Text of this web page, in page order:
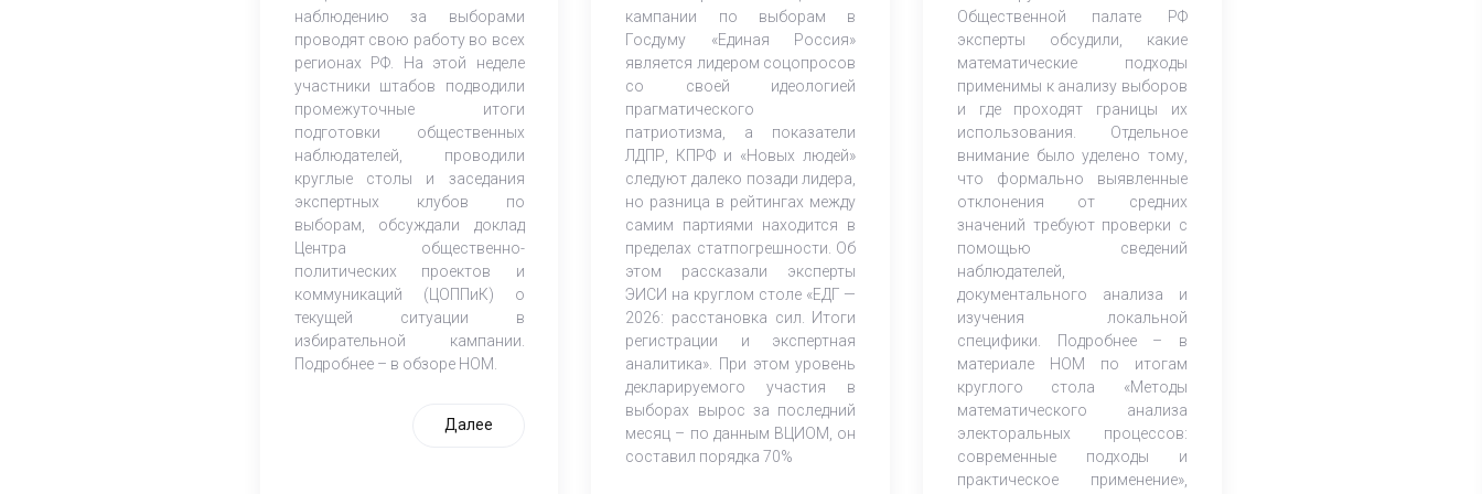
наблюдению за выборами
проводят свою работу во всех
регионах РФ. На этой неделе
участники штабов подводили
промежуточные итоги
подготовки общественных
наблюдателей, проводили
круглые столы и заседания
экспертных клубов по
выборам, обсуждали доклад
Центра общественно-
политических проектов и
коммуникаций (ЦОППиК) о
текущей ситуации в
избирательной кампании.
Подробнее – в обзоре НОМ.
Далее
кампании по выборам в
Госдуму «Единая Россия»
является лидером соцопросов
со своей идеологией
прагматического
патриотизма, а показатели
ЛДПР, КПРФ и «Новых людей»
следуют далеко позади лидера,
но разница в рейтингах между
самим партиями находится в
пределах статпогрешности. Об
этом рассказали эксперты
ЭИСИ на круглом столе «ЕДГ —
2026: расстановка сил. Итоги
регистрации и экспертная
аналитика». При этом уровень
декларируемого участия в
выборах вырос за последний
месяц – по данным ВЦИОМ, он
составил порядка 70%
Общественной палате РФ
эксперты обсудили, какие
математические подходы
применимы к анализу выборов
и где проходят границы их
использования. Отдельное
внимание было уделено тому,
что формально выявленные
отклонения от средних
значений требуют проверки с
помощью сведений
наблюдателей,
документального анализа и
изучения локальной
специфики. Подробнее – в
материале НОМ по итогам
круглого стола «Методы
математического анализа
электоральных процессов:
современные подходы и
практическое применение»,